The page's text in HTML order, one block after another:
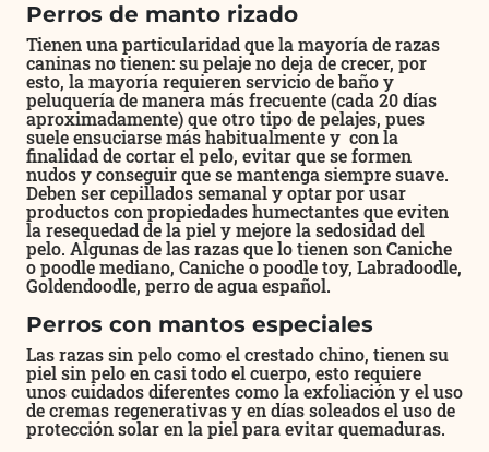
Perros de manto rizado
Tienen una particularidad que la mayoría de razas
caninas no tienen: su pelaje no deja de crecer, por
esto, la mayoría requieren servicio de baño y
peluquería de manera más frecuente (cada 20 días
aproximadamente) que otro tipo de pelajes, pues
suele ensuciarse más habitualmente y con la
finalidad de cortar el pelo, evitar que se formen
nudos y conseguir que se mantenga siempre suave.
Deben ser cepillados semanal y optar por usar
productos con propiedades humectantes que eviten
la resequedad de la piel y mejore la sedosidad del
pelo. Algunas de las razas que lo tienen son Caniche
o poodle mediano, Caniche o poodle toy, Labradoodle,
Goldendoodle, perro de agua español.
Perros con mantos especiales
Las razas sin pelo como el crestado chino, tienen su
piel sin pelo en casi todo el cuerpo, esto requiere
unos cuidados diferentes como la exfoliación y el uso
de cremas regenerativas y en días soleados el uso de
protección solar en la piel para evitar quemaduras.